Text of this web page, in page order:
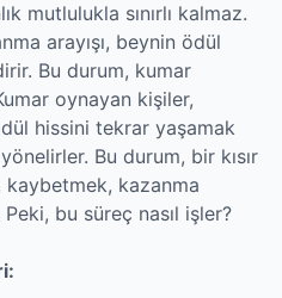
mutlulukla sınırlı kalmaz.
arayışı, beynin ödül
Bu durum, kumar
oynayan kişiler,
hissini tekrar yaşamak
Bu durum, bir kısır
kazanma
bu süreç nasıl işler?